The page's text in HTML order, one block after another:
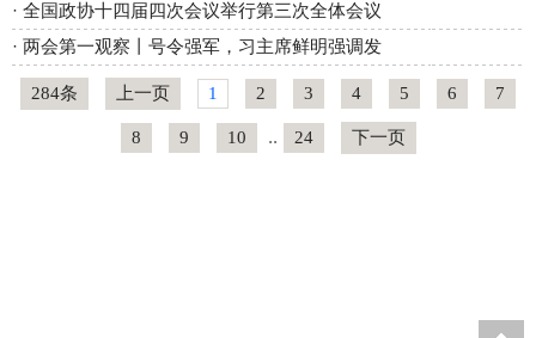
· 全国政协十四届四次会议举行第三次全体会议
· 两会第一观察丨号令强军，习主席鲜明强调发
284条 上一页 1 2 3 4 5 6 7
8 9 10 .. 24 下一页